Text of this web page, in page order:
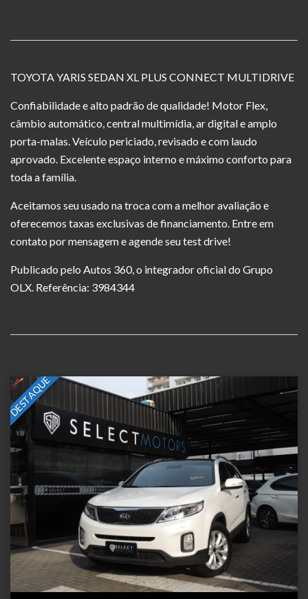
TOYOTA YARIS SEDAN XL PLUS CONNECT MULTIDRIVE
Confiabilidade e alto padrão de qualidade! Motor Flex,
câmbio automático, central multimídia, ar digital e amplo
porta-malas. Veículo periciado, revisado e com laudo
aprovado. Excelente espaço interno e máximo conforto para
toda a família.
Aceitamos seu usado na troca com a melhor avaliação e
oferecemos taxas exclusivas de financiamento. Entre em
contato por mensagem e agende seu test drive!
Publicado pelo Autos 360, o integrador oficial do Grupo
OLX. Referência: 3984344
DESTAQUE